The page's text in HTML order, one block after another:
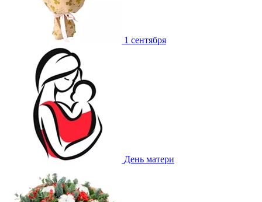
1 сентября
День матери